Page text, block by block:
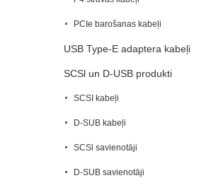
PCIe barošanas kabeļi
USB Type-E adaptera kabeļi
SCSl un D-USB produkti
SCSI kabeļi
D-SUB kabeļi
SCSl savienotāji
D-SUB savienotāji